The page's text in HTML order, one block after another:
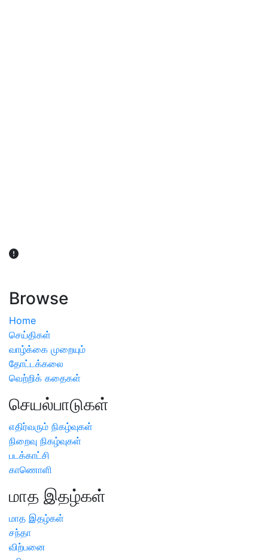
Browse
Home
செய்திகள்
வாழ்க்கை முறையும்
தோட்டக்கலை
வெற்றிக் கதைகள்
செயல்பாடுகள்
எதிர்வரும் நிகழ்வுகள்
நிறைவு நிகழ்வுகள்
படக்காட்சி
காணொளி
மாத இதழ்கள்
மாத இதழ்கள்
சந்தா
விற்பனை